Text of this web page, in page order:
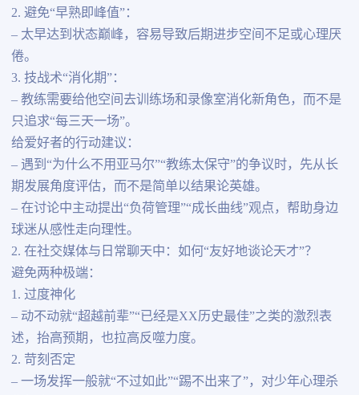
2. 避免“早熟即峰值”：
– 太早达到状态巅峰，容易导致后期进步空间不足或心理厌
倦。
3. 技战术“消化期”：
– 教练需要给他空间去训练场和录像室消化新角色，而不是
只追求“每三天一场”。
给爱好者的行动建议：
– 遇到“为什么不用亚马尔”“教练太保守”的争议时，先从长
期发展角度评估，而不是简单以结果论英雄。
– 在讨论中主动提出“负荷管理”“成长曲线”观点，帮助身边
球迷从感性走向理性。
2. 在社交媒体与日常聊天中：如何“友好地谈论天才”？
避免两种极端：
1. 过度神化
– 动不动就“超越前辈”“已经是XX历史最佳”之类的激烈表
述，抬高预期，也拉高反噬力度。
2. 苛刻否定
– 一场发挥一般就“不过如此”“踢不出来了”，对少年心理杀